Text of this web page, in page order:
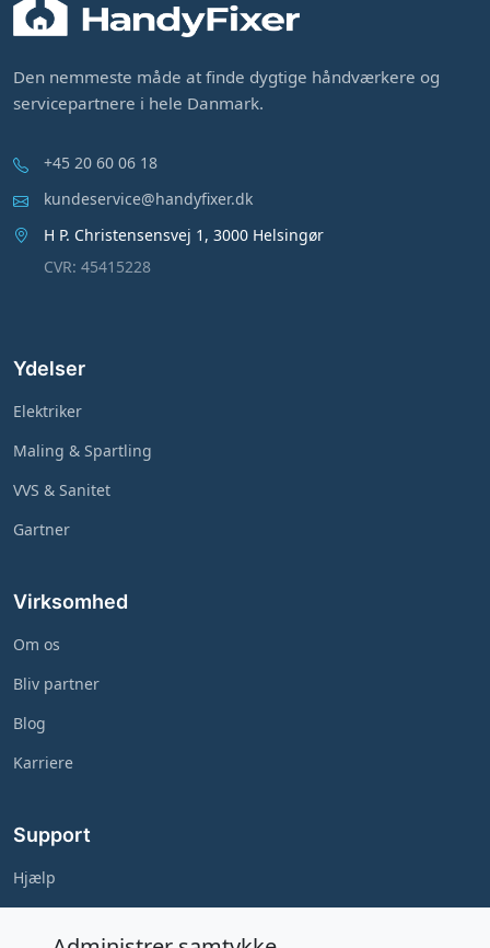
Den nemmeste måde at finde dygtige håndværkere og
servicepartnere i hele Danmark.
+45 20 60 06 18
kundeservice@handyfixer.dk
H P. Christensensvej 1, 3000 Helsingør
CVR: 45415228
Ydelser
Elektriker
Maling & Spartling
VVS & Sanitet
Gartner
Virksomhed
Om os
Bliv partner
Blog
Karriere
Support
Hjælp